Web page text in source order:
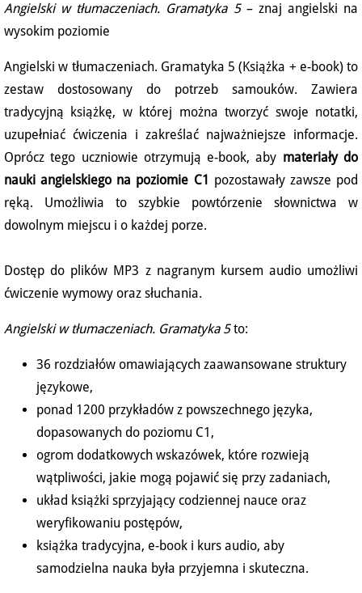
Angielski w tłumaczeniach. Gramatyka 5– znaj angielski na
wysokim poziomie
Angielski w tłumaczeniach. Gramatyka 5 (Książka + e-book) to
zestaw dostosowany do potrzeb samouków. Zawiera
tradycyjną książkę, w której można tworzyć swoje notatki,
uzupełniać ćwiczenia i zakreślać najważniejsze informacje.
Oprócz tego uczniowie otrzymują e-book, aby materiały do
nauki angielskiego na poziomie C1 pozostawały zawsze pod
ręką. Umożliwia to szybkie powtórzenie słownictwa w
dowolnym miejscu i o każdej porze.
Dostęp do plików MP3 z nagranym kursem audio umożliwi
ćwiczenie wymowy oraz słuchania.
Angielski w tłumaczeniach. Gramatyka 5to:
36 rozdziałów omawiających zaawansowane struktury
językowe,
ponad 1200 przykładów z powszechnego języka,
dopasowanych do poziomu C1,
ogrom dodatkowych wskazówek, które rozwieją
wątpliwości, jakie mogą pojawić się przy zadaniach,
układ książki sprzyjający codziennej nauce oraz
weryfikowaniu postępów,
książka tradycyjna, e-book i kurs audio, aby
samodzielna nauka była przyjemna i skuteczna.